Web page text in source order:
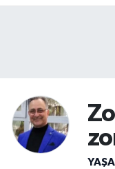
Son Dakika
Haber Arşivi